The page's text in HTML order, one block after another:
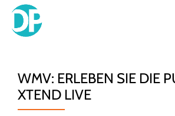
Skip
WMV: ERLEBEN SIE DIE
XTEND LIVE